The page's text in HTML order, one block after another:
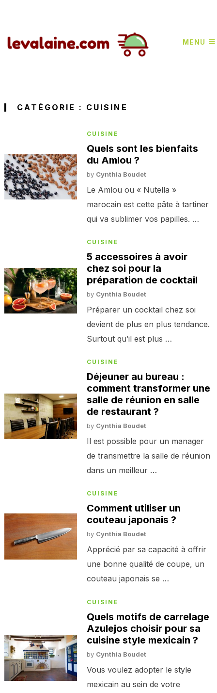
MENU
CATÉGORIE : CUISINE
CUISINE
Quels sont les bienfaits
du Amlou ?
by Cynthia Boudet
Le Amlou ou « Nutella »
marocain est cette pâte à tartiner
qui va sublimer vos papilles. …
CUISINE
5 accessoires à avoir
chez soi pour la
préparation de cocktail
by Cynthia Boudet
Préparer un cocktail chez soi
devient de plus en plus tendance.
Surtout qu’il est plus …
CUISINE
Déjeuner au bureau :
comment transformer une
salle de réunion en salle
de restaurant ?
by Cynthia Boudet
Il est possible pour un manager
de transmettre la salle de réunion
dans un meilleur …
CUISINE
Comment utiliser un
couteau japonais ?
by Cynthia Boudet
Apprécié par sa capacité à offrir
une bonne qualité de coupe, un
couteau japonais se …
CUISINE
Quels motifs de carrelage
Azulejos choisir pour sa
cuisine style mexicain ?
by Cynthia Boudet
Vous voulez adopter le style
mexicain au sein de votre